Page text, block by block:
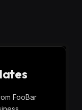
FooBar